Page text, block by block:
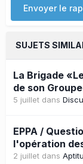
Envoyer le
SUJETS
La Brigade
de son
5 juillet dans
EPPA /
l'opération
2 juillet dans